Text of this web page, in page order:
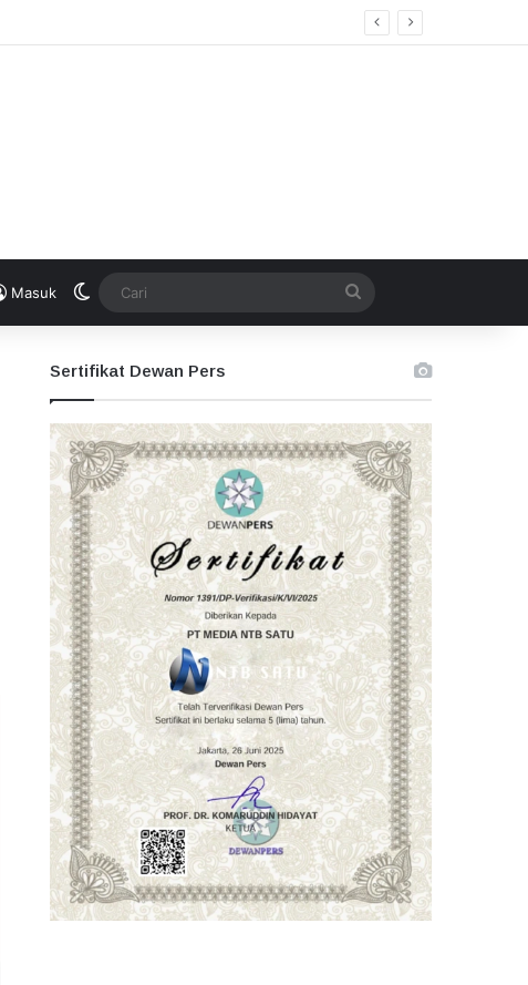
Masuk Switch skin
Sertifikat Dewan Pers